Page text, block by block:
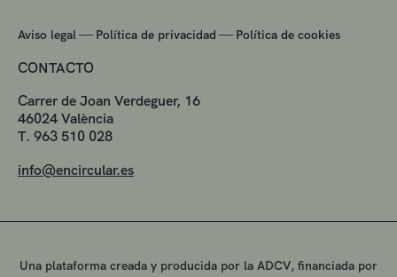
Aviso legal — Política de privacidad — Política de cookies
CONTACTO
Carrer de Joan Verdeguer, 16
46024 València
T. 963 510 028
info@encircular.es
Una plataforma creada y producida por la ADCV, financiada por